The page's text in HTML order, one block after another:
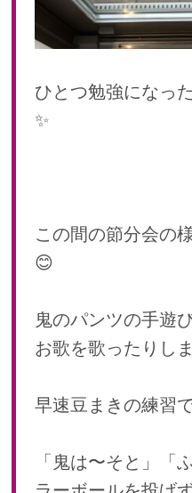
ひとつ勉強になっ
✨
この間の節分会の
😊
鬼のパンツの手遊
お歌を歌ったりし
早速豆まきの練習
「鬼は〜そと」「